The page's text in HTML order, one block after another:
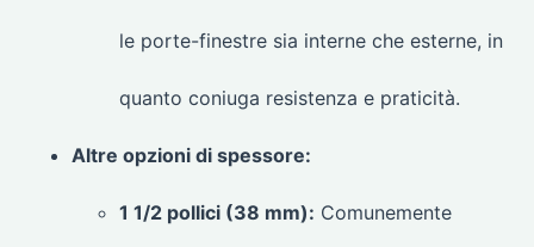
le porte-finestre sia interne che esterne, in
quanto coniuga resistenza e praticità.
Altre opzioni di spessore:
1 1/2 pollici (38 mm): Comunemente